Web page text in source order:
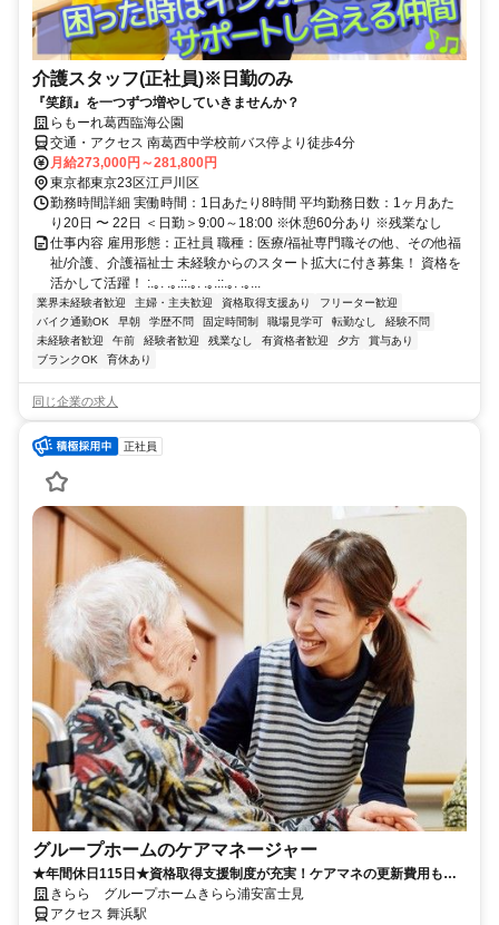
介護スタッフ(正社員)※日勤のみ
『笑顔』を一つずつ増やしていきませんか？
らもーれ葛西臨海公園
交通・アクセス 南葛西中学校前バス停より徒歩4分
月給273,000円～281,800円
東京都東京23区江戸川区
勤務時間詳細 実働時間：1日あたり8時間 平均勤務日数：1ヶ月あた
り20日 〜 22日 ＜日勤＞9:00～18:00 ※休憩60分あり ※残業なし
仕事内容 雇用形態：正社員 職種：医療/福祉専門職その他、その他福
祉/介護、介護福祉士 未経験からのスタート拡大に付き募集！ 資格を
活かして活躍！ :.｡. .｡.::.｡. .｡.::.｡. .｡...
業界未経験者歓迎 主婦・主夫歓迎 資格取得支援あり
フリーター歓迎
バイク通勤OK
早朝 学歴不問 固定時間制 職場見学可 転勤なし
経験不問
未経験者歓迎
午前 経験者歓迎 残業なし 有資格者歓迎 夕方
賞与あり
ブランクOK
育休あり
同じ企業の求人
正社員
グループホームのケアマネージャー
★年間休日115日★資格取得支援制度が充実！ケアマネの更新費用も会
社負担！！
きらら グループホームきらら浦安富士見
アクセス 舞浜駅